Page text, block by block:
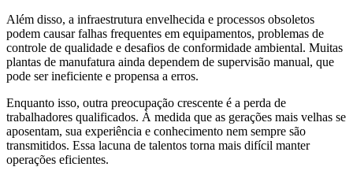
Além disso, a infraestrutura envelhecida e processos obsoletos
podem causar falhas frequentes em equipamentos, problemas de
controle de qualidade e desafios de conformidade ambiental. Muitas
plantas de manufatura ainda dependem de supervisão manual, que
pode ser ineficiente e propensa a erros.
Enquanto isso, outra preocupação crescente é a perda de
trabalhadores qualificados. À medida que as gerações mais velhas se
aposentam, sua experiência e conhecimento nem sempre são
transmitidos. Essa lacuna de talentos torna mais difícil manter
operações eficientes.